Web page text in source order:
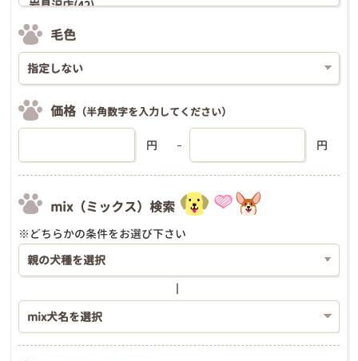
毛色
価格 （半角数字を入力してください）
円 円
mix（ミックス）検索
※どちらかの条件をお選び下さい